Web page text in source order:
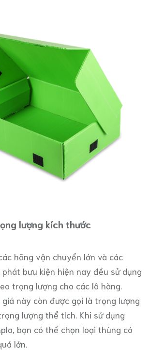
lượng kích thước
hãng vận chuyển lớn và các
bưu kiện hiện nay đều sử dụng
trọng lượng cho các lô hàng.
giá này còn được gọi là trọng lượng
lượng thể tích. Khi sử dụng
bạn có thể chọn loại thùng có
lớn.